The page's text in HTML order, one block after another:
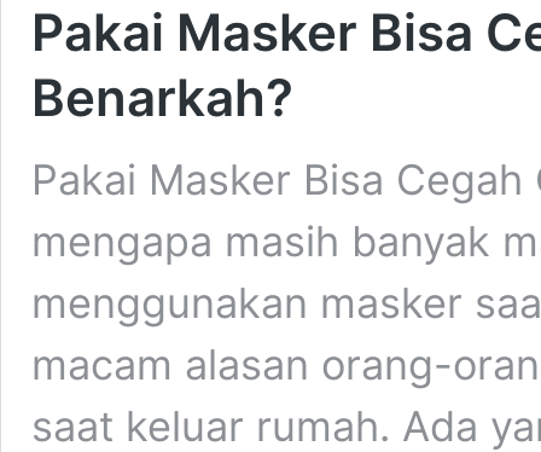
Pakai Masker Bisa
Benarkah?
Pakai Masker Bisa
mengapa masih banyak
menggunakan masker
macam alasan orang-
saat keluar rumah. Ada